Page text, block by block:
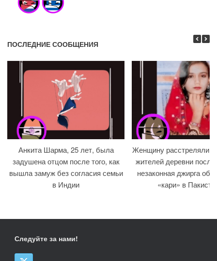
ПОСЛЕДНИЕ СООБЩЕНИЯ
Анкита Шарма, 25 лет, была
задушена отцом после того, как
вышла замуж без согласия семьи
в Индии
Женщину расстреляли
жителей деревни после
незаконная джирга
«кари» в
Следуйте за нами!